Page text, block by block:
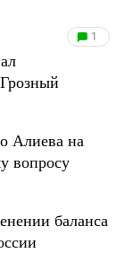
1
Алиева на
вопросу
баланса